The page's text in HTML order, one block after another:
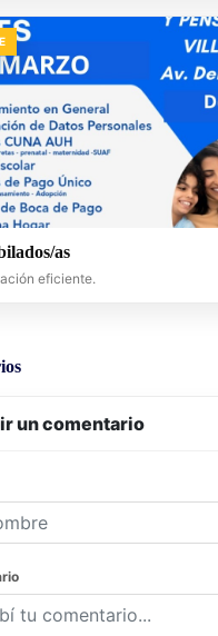
as
eficiente.
un comentario